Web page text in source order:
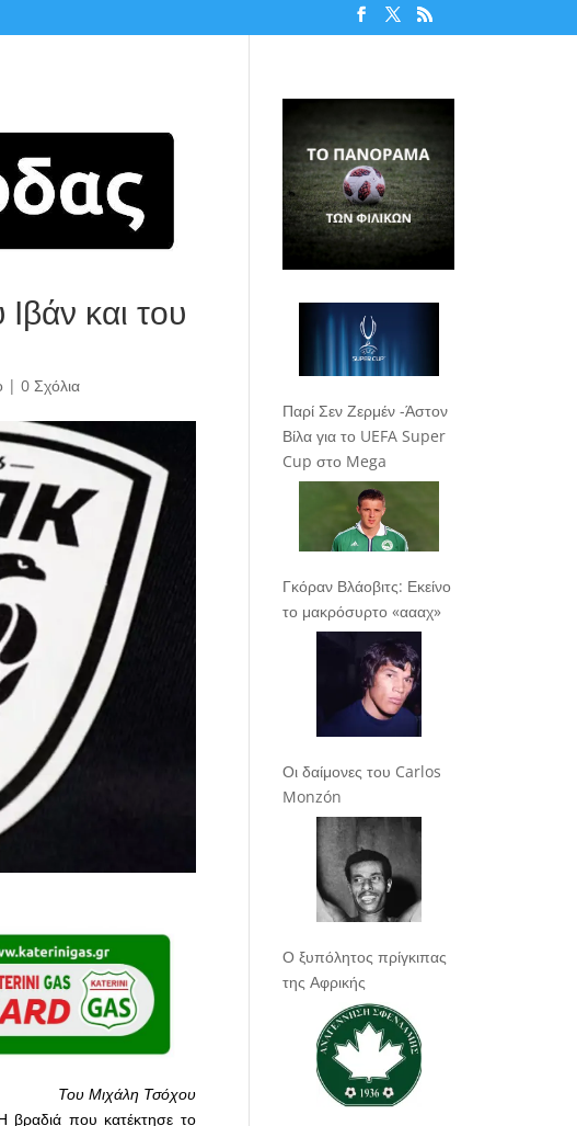
και του
| 0 Σχόλια
Του Μιχάλη Τσόχου
βραδιά που κατέκτησε το
Παρί Σεν Ζερμέν -Άστον
Βίλα για το UEFA Super
Cup στο Mega
Γκόραν Βλάοβιτς: Εκείνο
το μακρόσυρτο «αααχ»
Οι δαίμονες του Carlos
Monzón
Ο ξυπόλητος πρίγκιπας
της Αφρικής